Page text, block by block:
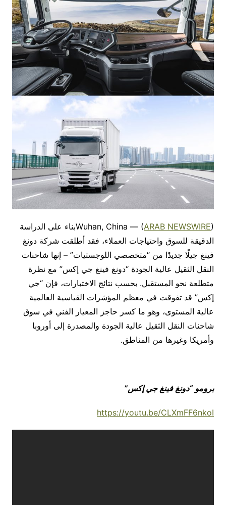
Wuhan, China — (ARAB NEWSWIRE
)بناء على الدراسة
الدقيقة للسوق واحتياجات العملاء، فقد أطلقت شركة دونغ
فينغ جيلًا جديدًا من “متخصصي اللوجستيات” – إنها شاحنات
النقل الثقيل عالية الجودة “دونغ فينغ جي إكس” مع نظرة
متطلعة نحو المستقبل. بحسب نتائج الاختبارات، فإن “جي
إكس” قد تفوقت في معظم المؤشرات القياسية العالمية
عالية المستوى، وهو ما كسر حاجز المعيار الفني في سوق
شاحنات النقل الثقيل عالية الجودة والمصدرة إلى أوروبا
وأمريكا وغيرها من المناطق.
برومو “دونغ فينغ جي إكس”
https://youtu.be/CLXmFF6nkoI